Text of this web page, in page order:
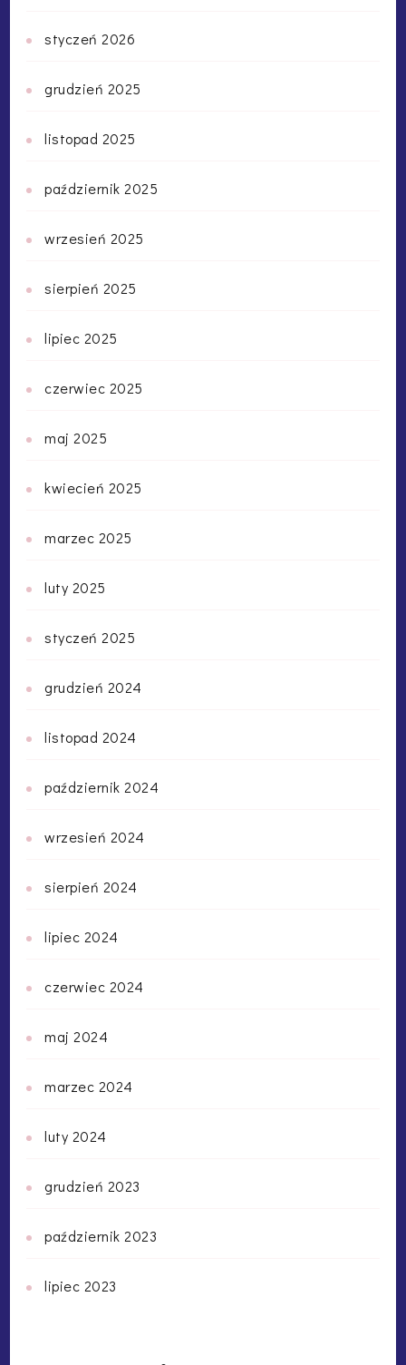
styczeń 2026
grudzień 2025
listopad 2025
październik 2025
wrzesień 2025
sierpień 2025
lipiec 2025
czerwiec 2025
maj 2025
kwiecień 2025
marzec 2025
luty 2025
styczeń 2025
grudzień 2024
listopad 2024
październik 2024
wrzesień 2024
sierpień 2024
lipiec 2024
czerwiec 2024
maj 2024
marzec 2024
luty 2024
grudzień 2023
październik 2023
lipiec 2023